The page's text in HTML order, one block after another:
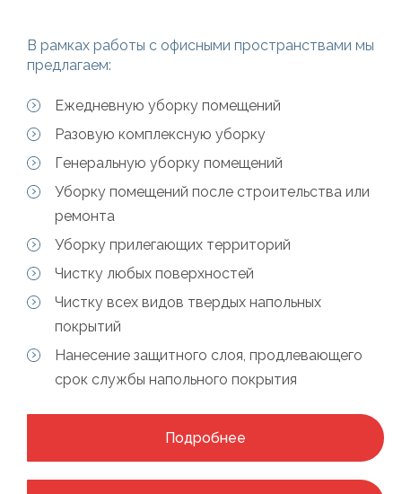
В рамках работы с офисными пространствами мы
предлагаем:
Ежедневную уборку помещений
Разовую комплексную уборку
Генеральную уборку помещений
Уборку помещений после строительства или
ремонта
Уборку прилегающих территорий
Чистку любых поверхностей
Чистку всех видов твердых напольных
покрытий
Нанесение защитного слоя, продлевающего
срок службы напольного покрытия
Подробнее